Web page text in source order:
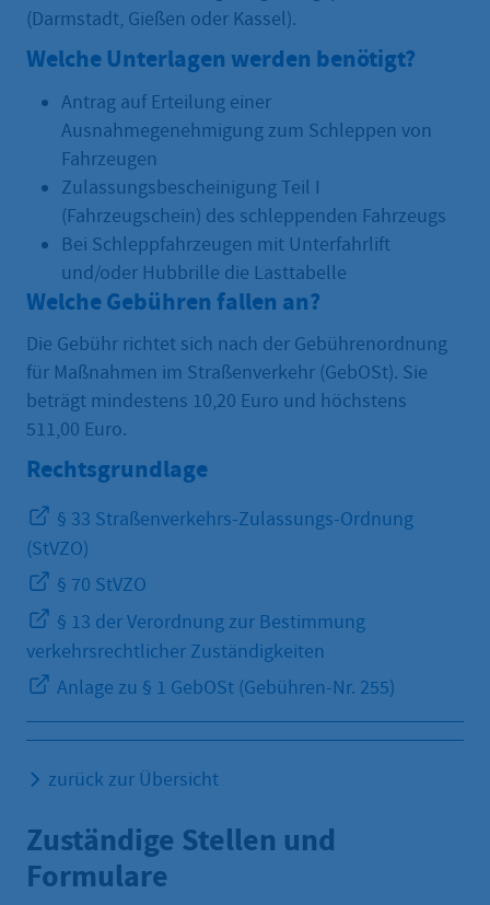
(Darmstadt, Gießen oder Kassel).
Welche Unterlagen werden benötigt?
Antrag auf Erteilung einer
Ausnahmegenehmigung zum Schleppen von
Fahrzeugen
Zulassungsbescheinigung Teil I
(Fahrzeugschein) des schleppenden Fahrzeugs
Bei Schleppfahrzeugen mit Unterfahrlift
und/oder Hubbrille die Lasttabelle
Welche Gebühren fallen an?
Die Gebühr richtet sich nach der Gebührenordnung
für Maßnahmen im Straßenverkehr (GebOSt). Sie
beträgt mindestens 10,20 Euro und höchstens
511,00 Euro.
Rechtsgrundlage
§ 33 Straßenverkehrs-Zulassungs-Ordnung
(StVZO)
§ 70 StVZO
§ 13 der Verordnung zur Bestimmung
verkehrsrechtlicher Zuständigkeiten
Anlage zu § 1 GebOSt (Gebühren-Nr. 255)
zurück zur Übersicht
Zuständige Stellen und
Formulare